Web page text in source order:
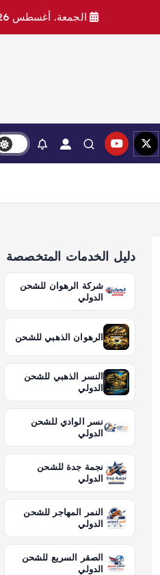
الجمعة. أغسطس 7th, 2026
دليل الخدمات المتخصصة
شركة الرهوان للشحن
الدولي
الرهوان الذهبي للشحن
النسر الذهبي للشحن
الدولي
نسر الوادي للشحن
الدولي
نجمة جدة للشحن
الدولي
النمر المهاجر للشحن
الدولي
الصقر السريع للشحن
الدولي